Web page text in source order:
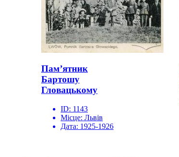
Пам’ятник
Бартошу
Гловацькому
ID: 1143
Місце: Львів
Дата: 1925-1926